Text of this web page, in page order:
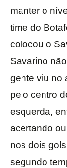
manter o
time do
colocou o
Savarino
gente viu no
pelo centro
esquerda,
acertando
nos dois
segundo